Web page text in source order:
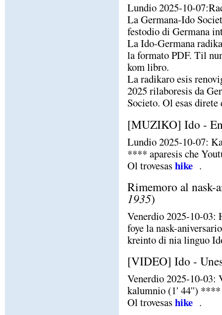
Lundio 2025-10-
La Germana-Ido
festodio di Germana
La Ido-Germana
la formato PDF. Til
kom libro.
La radikaro esis
2025 rilaboresis da
Societo. Ol esas
[MUZIKO] Ido -
Lundio 2025-10-07:
**** aparesis che
Ol trovesashike .
Rimemoro al
1935)
Venerdio 2025-10-03:
foye la nask-
kreinto di nia linguo
[VIDEO] Ido -
Venerdio 2025-10-
kalumnio (1' 44'') ****
Ol trovesashike .